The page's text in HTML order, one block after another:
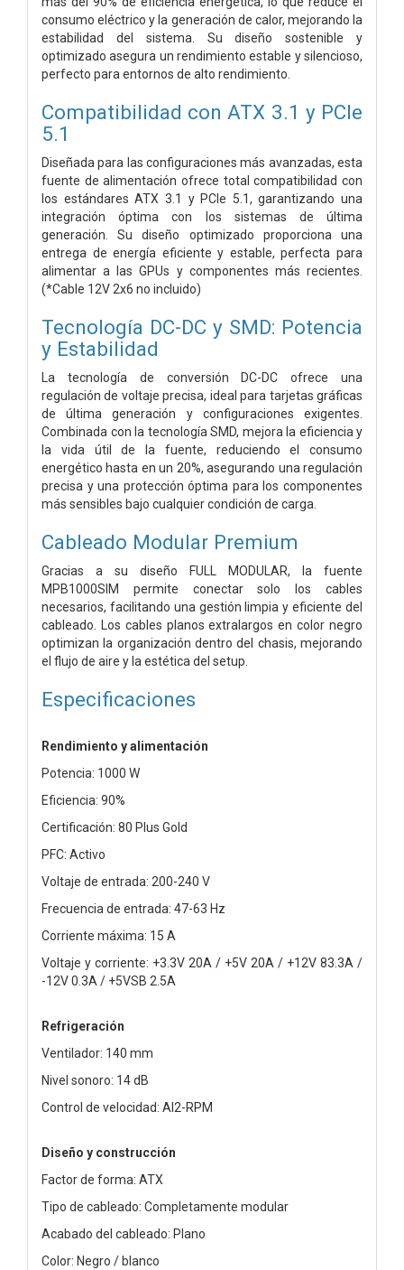
consumo eléctrico y la generación de calor, mejorando la
estabilidad del sistema. Su diseño sostenible y
optimizado asegura un rendimiento estable y silencioso,
perfecto para entornos de alto rendimiento.
Compatibilidad con ATX 3.1 y PCIe
5.1
Diseñada para las configuraciones más avanzadas, esta
fuente de alimentación ofrece total compatibilidad con
los estándares ATX 3.1 y PCIe 5.1, garantizando una
integración óptima con los sistemas de última
generación. Su diseño optimizado proporciona una
entrega de energía eficiente y estable, perfecta para
alimentar a las GPUs y componentes más recientes.
(*Cable 12V 2x6 no incluido)
Tecnología DC-DC y SMD: Potencia
y Estabilidad
La tecnología de conversión DC-DC ofrece una
regulación de voltaje precisa, ideal para tarjetas gráficas
de última generación y configuraciones exigentes.
Combinada con la tecnología SMD, mejora la eficiencia y
la vida útil de la fuente, reduciendo el consumo
energético hasta en un 20%, asegurando una regulación
precisa y una protección óptima para los componentes
más sensibles bajo cualquier condición de carga.
Cableado Modular Premium
Gracias a su diseño FULL MODULAR, la fuente
MPB1000SIM permite conectar solo los cables
necesarios, facilitando una gestión limpia y eficiente del
cableado. Los cables planos extralargos en color negro
optimizan la organización dentro del chasis, mejorando
el flujo de aire y la estética del setup.
Especificaciones
Rendimiento y alimentación
Potencia: 1000 W
Eficiencia: 90%
Certificación: 80 Plus Gold
PFC: Activo
Voltaje de entrada: 200-240 V
Frecuencia de entrada: 47-63 Hz
Corriente máxima: 15 A
Voltaje y corriente: +3.3V 20A / +5V 20A / +12V 83.3A /
-12V 0.3A / +5VSB 2.5A
Refrigeración
Ventilador: 140 mm
Nivel sonoro: 14 dB
Control de velocidad: AI2-RPM
Diseño y construcción
Factor de forma: ATX
Tipo de cableado: Completamente modular
Acabado del cableado: Plano
Color: Negro / blanco